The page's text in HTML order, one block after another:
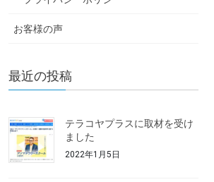
お客様の声
最近の投稿
テラコヤプラスに取材を受け
ました
2022年1月5日